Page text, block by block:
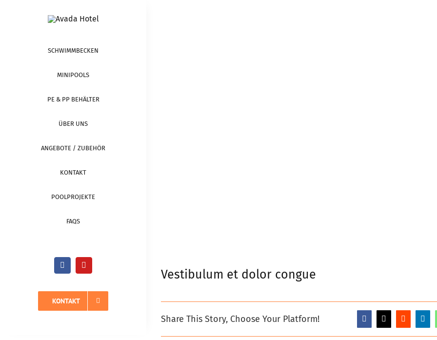
SCHWIMMBECKEN
MINIPOOLS
PE & PP BEHÄLTER
ÜBER UNS
ANGEBOTE / ZUBEHÖR
KONTAKT
POOLPROJEKTE
FAQS
KONTAKT
Vestibulum et dolor congue
Share This Story, Choose Your Platform!